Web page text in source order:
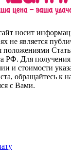
носит
не является
положениями
РФ. Для
и стоимости
обращайтесь к
с Вами.